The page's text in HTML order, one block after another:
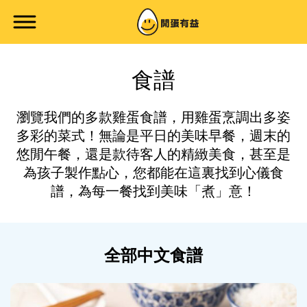
食譜
瀏覽我們的多款雞蛋食譜，用雞蛋烹調出多姿
多彩的菜式！無論是平日的美味早餐，週末的
悠閒午餐，還是款待客人的精緻美食，甚至是
為孩子製作點心，您都能在這裏找到心儀食
譜，為每一餐找到美味「煮」意！
全部中文食譜